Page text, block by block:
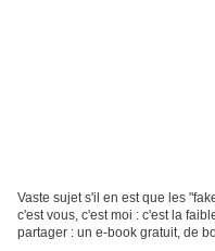
Vaste sujet s'il en est que les
c'est vous, c'est moi : c'est la
partager : un e-book gratuit, de